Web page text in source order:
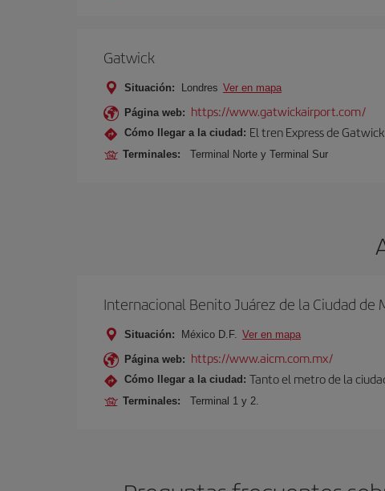
Gatwick
Situación: Londres Ver en mapa
Página web: https://www.gatwickairport.com/
Cómo llegar a la ciudad: El tren Express de
Terminales: Terminal Norte y Terminal Sur
Internacional Benito Juárez de la Ciudad de
Situación: México D.F. Ver en mapa
Página web: https://www.aicm.com.mx/
Cómo llegar a la ciudad: Tanto el metro de la
Terminales: Terminal 1 y 2.